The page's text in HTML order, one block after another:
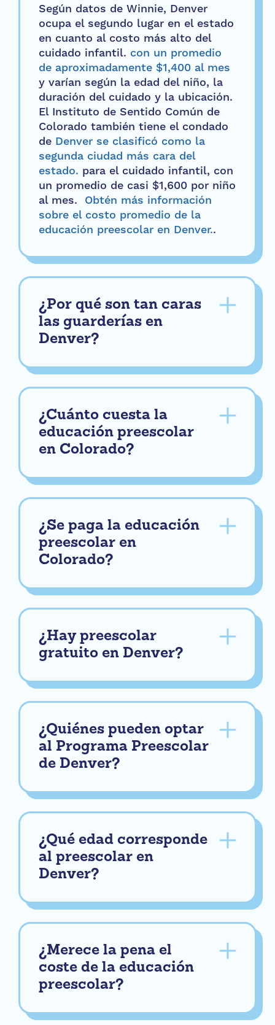
Según datos de Winnie, Denver
ocupa el segundo lugar en el estado
en cuanto al costo más alto del
cuidado infantil. con un promedio
de aproximadamente $1,400 al mes
y varían según la edad del niño, la
duración del cuidado y la ubicación.
El Instituto de Sentido Común de
Colorado también tiene el condado
de Denver se clasificó como la
segunda ciudad más cara del
estado. para el cuidado infantil, con
un promedio de casi $1,600 por niño
al mes. Obtén más información
sobre el costo promedio de la
educación preescolar en Denver..
¿Por qué son tan caras
las guarderías en
Denver?
¿Cuánto cuesta la
educación preescolar
en Colorado?
¿Se paga la educación
preescolar en
Colorado?
¿Hay preescolar
gratuito en Denver?
¿Quiénes pueden optar
al Programa Preescolar
de Denver?
¿Qué edad corresponde
al preescolar en
Denver?
¿Merece la pena el
coste de la educación
preescolar?